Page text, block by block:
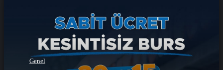
Genel